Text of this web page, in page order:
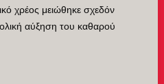
χρέος μειώθηκε σχεδόν
αύξηση του καθαρού